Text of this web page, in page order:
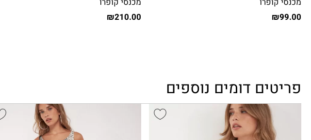
₪99.00
₪210.00
פריטים דומים נוספים